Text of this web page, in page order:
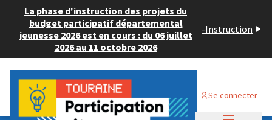
La phase d'instruction des projets du
budget participatif départemental
jeunesse 2026 est en cours : du 06 juillet
2026 au 11 octobre 2026
-Instruction
Se connecter